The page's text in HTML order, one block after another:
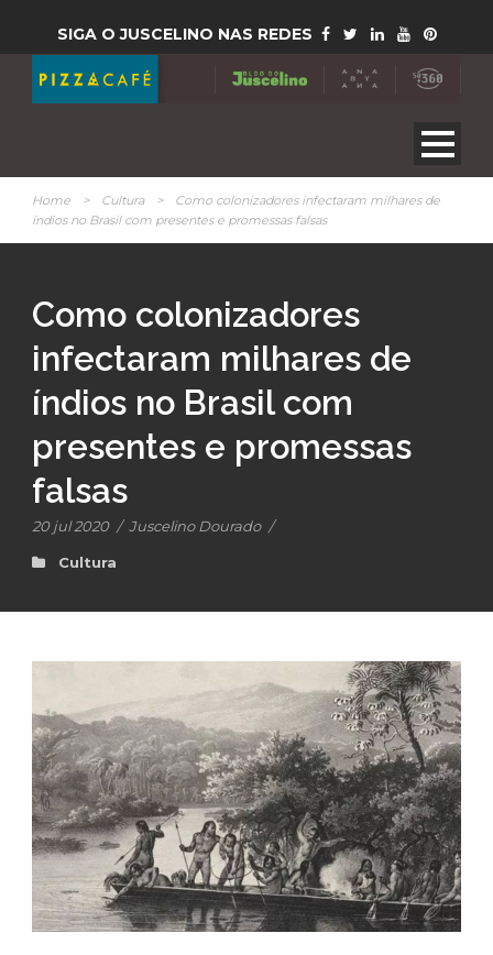
SIGA O JUSCELINO NAS REDES
Home > Cultura >
Como colonizadores infectaram milhares de
índios no Brasil com presentes e promessas falsas
Como colonizadores
infectaram milhares de
índios no Brasil com
presentes e promessas
falsas
20 jul 2020 / Juscelino Dourado /
Cultura